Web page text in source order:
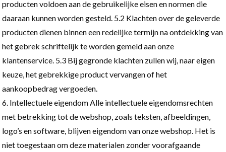
producten voldoen aan de gebruikelijke eisen en normen die
daaraan kunnen worden gesteld. 5.2 Klachten over de geleverde
producten dienen binnen een redelijke termijn na ontdekking van
het gebrek schriftelijk te worden gemeld aan onze
klantenservice. 5.3 Bij gegronde klachten zullen wij, naar eigen
keuze, het gebrekkige product vervangen of het
aankoopbedrag vergoeden.
Intellectuele eigendom Alle intellectuele eigendomsrechten
met betrekking tot de webshop, zoals teksten, afbeeldingen,
logo’s en software, blijven eigendom van onze webshop. Het is
niet toegestaan om deze materialen zonder voorafgaande